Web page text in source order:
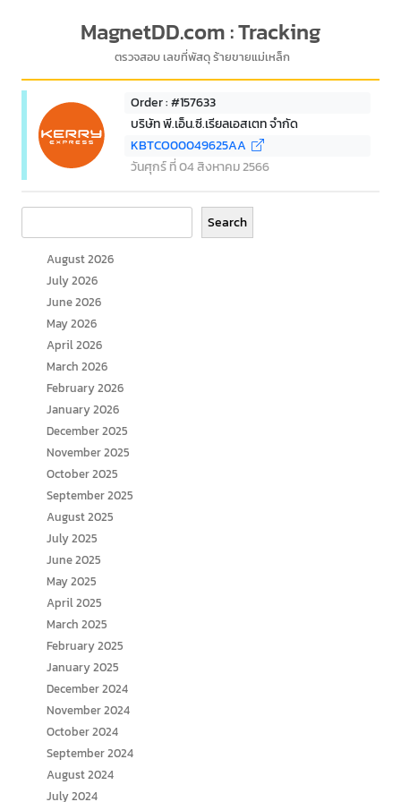
MagnetDD.com : Tracking
ตรวจสอบ เลขที่พัสดุ ร้ายขายแม่เหล็ก
Order : #157633
บริษัท พี.เอ็น.ซี.เรียลเอสเตท จำกัด
KBTCO00049625AA
วันศุกร์ ที่ 04 สิงหาคม 2566
Search
August 2026
July 2026
June 2026
May 2026
April 2026
March 2026
February 2026
January 2026
December 2025
November 2025
October 2025
September 2025
August 2025
July 2025
June 2025
May 2025
April 2025
March 2025
February 2025
January 2025
December 2024
November 2024
October 2024
September 2024
August 2024
July 2024